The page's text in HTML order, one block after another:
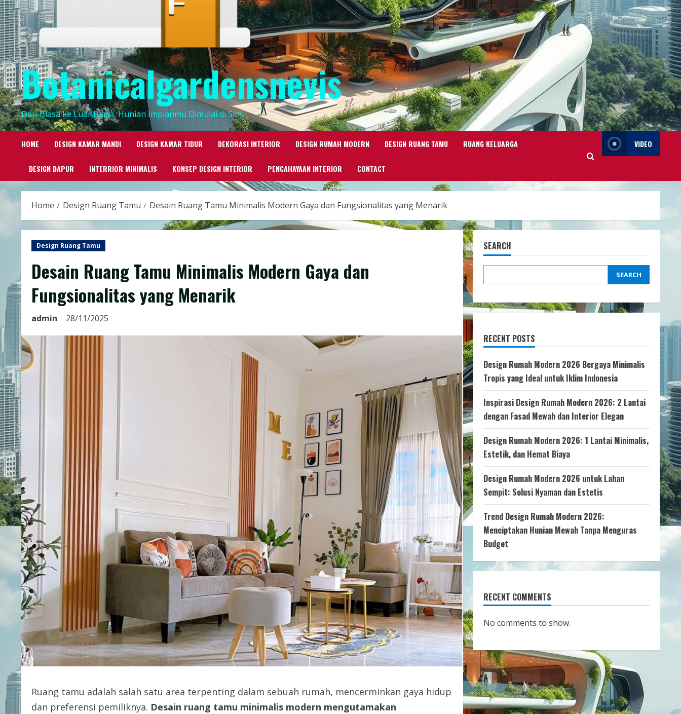
Botanicalgardensnevis
Dari Biasa ke Luar Biasa, Hunian Impianmu Dimulai di Sini.
HOME DESIGN KAMAR MANDI DESIGN KAMAR TIDUR DEKORASI INTERIOR DESIGN RUMAH MODERN DESIGN RUANG TAMU RUANG KELUARGA
DESIGN DAPUR INTERRIOR MINIMALIS KONSEP DESIGN INTERIOR PENCAHAYAAN INTERIOR CONTACT
VIDEO
Home Design Ruang Tamu Desain Ruang Tamu Minimalis Modern Gaya dan Fungsionalitas yang Menarik
Design Ruang Tamu
Desain Ruang Tamu Minimalis Modern Gaya dan
Fungsionalitas yang Menarik
admin 28/11/2025
Ruang tamu adalah salah satu area terpenting dalam sebuah rumah, mencerminkan gaya hidup
dan preferensi pemiliknya. Desain ruang tamu minimalis modern mengutamakan
SEARCH
SEARCH
RECENT POSTS
Design Rumah Modern 2026 Bergaya Minimalis
Tropis yang Ideal untuk Iklim Indonesia
Inspirasi Design Rumah Modern 2026: 2 Lantai
dengan Fasad Mewah dan Interior Elegan
Design Rumah Modern 2026: 1 Lantai Minimalis,
Estetik, dan Hemat Biaya
Design Rumah Modern 2026 untuk Lahan
Sempit: Solusi Nyaman dan Estetis
Trend Design Rumah Modern 2026:
Menciptakan Hunian Mewah Tanpa Menguras
Budget
RECENT COMMENTS
No comments to show.